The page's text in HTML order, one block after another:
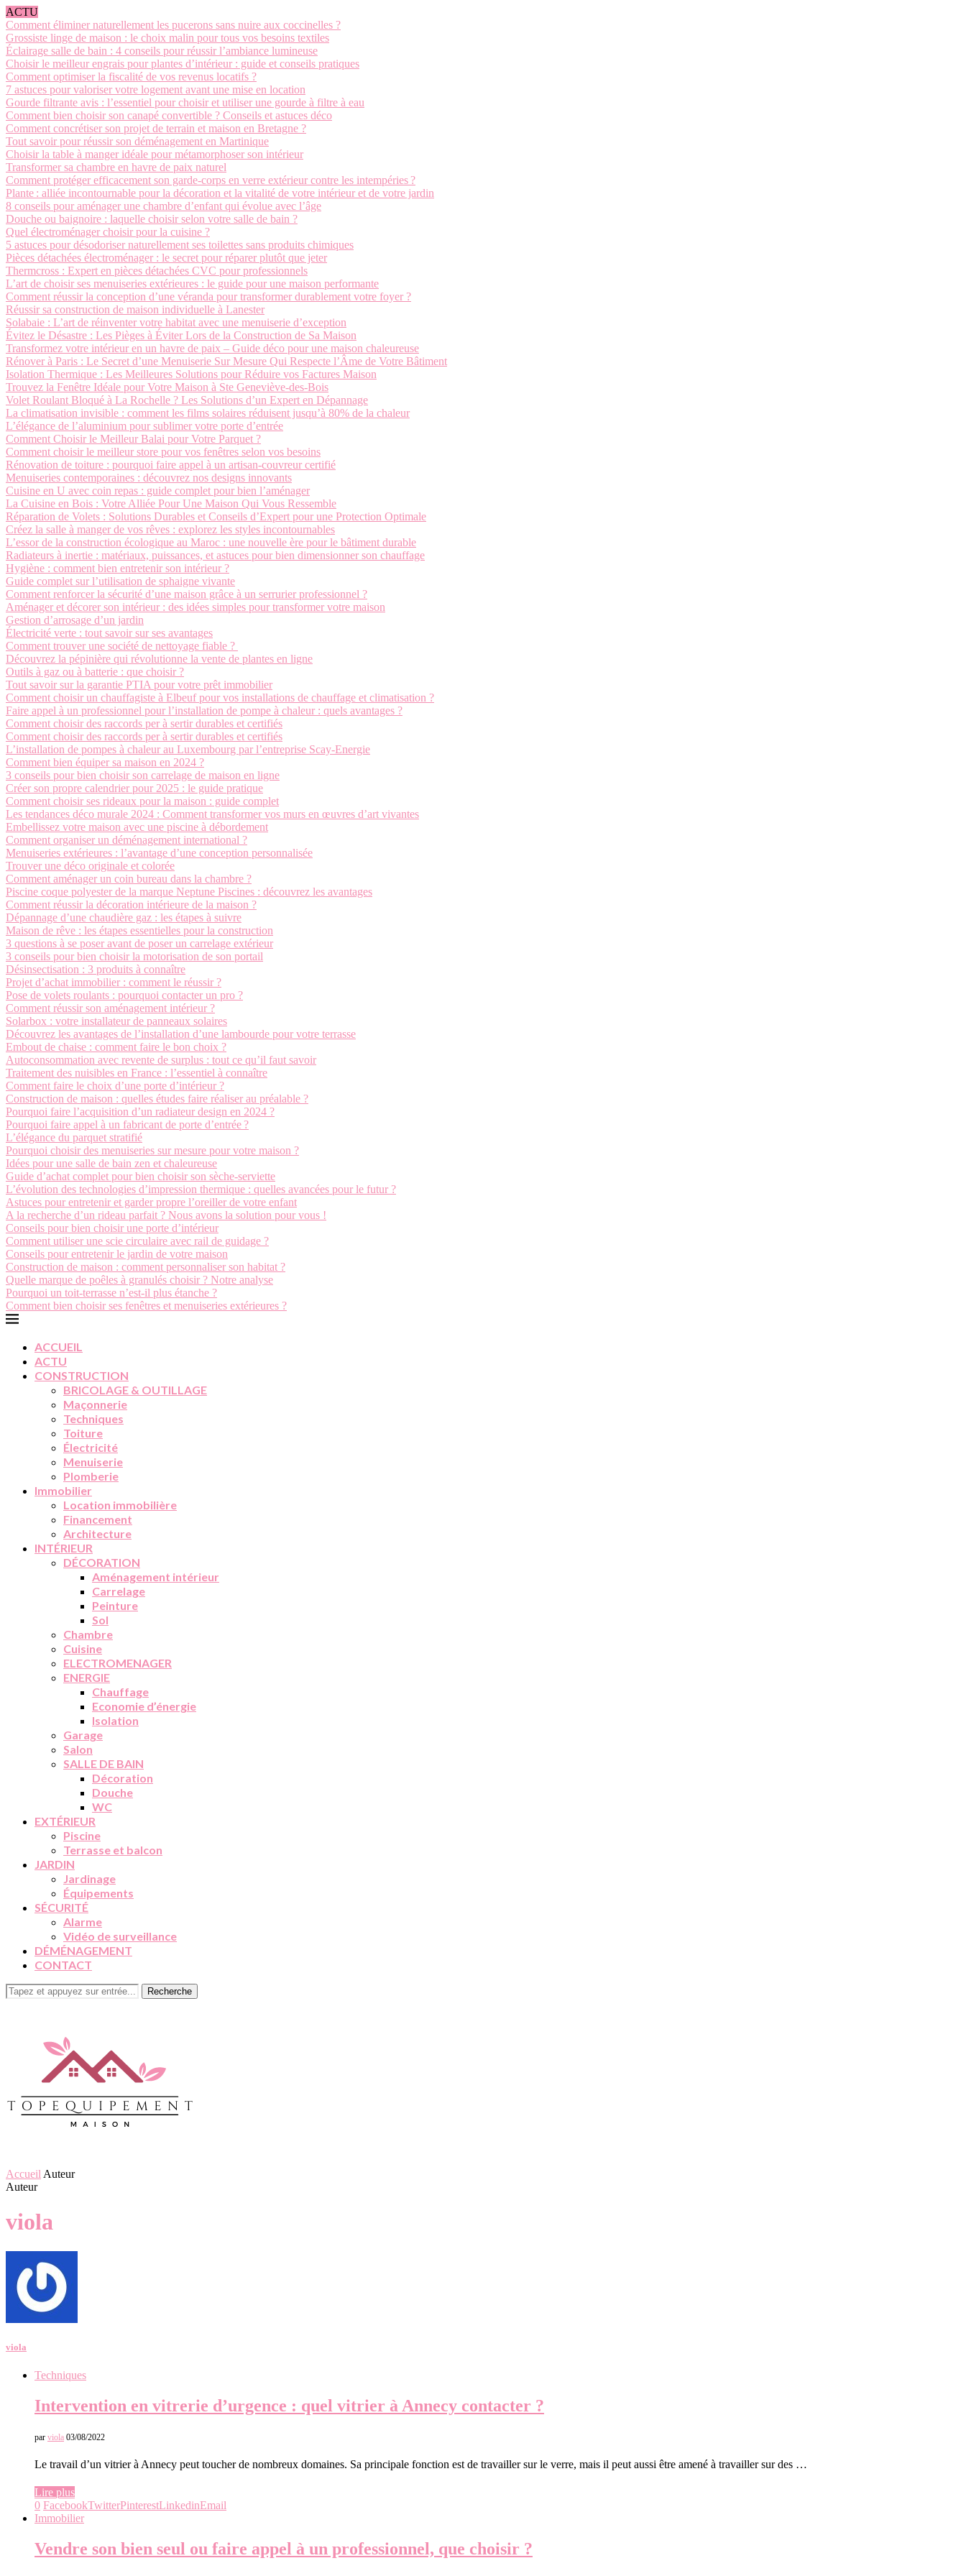
ACTU
Comment éliminer naturellement les pucerons sans nuire aux coccinelles ?
Grossiste linge de maison : le choix malin pour tous vos besoins textiles
Éclairage salle de bain : 4 conseils pour réussir l’ambiance lumineuse
Choisir le meilleur engrais pour plantes d’intérieur : guide et conseils pratiques
Comment optimiser la fiscalité de vos revenus locatifs ?
7 astuces pour valoriser votre logement avant une mise en location
Gourde filtrante avis : l’essentiel pour choisir et utiliser une gourde à filtre à eau
Comment bien choisir son canapé convertible ? Conseils et astuces déco
Comment concrétiser son projet de terrain et maison en Bretagne ?
Tout savoir pour réussir son déménagement en Martinique
Choisir la table à manger idéale pour métamorphoser son intérieur
Transformer sa chambre en havre de paix naturel
Comment protéger efficacement son garde-corps en verre extérieur contre les intempéries ?
Plante : alliée incontournable pour la décoration et la vitalité de votre intérieur et de votre jardin
8 conseils pour aménager une chambre d’enfant qui évolue avec l’âge
Douche ou baignoire : laquelle choisir selon votre salle de bain ?
Quel électroménager choisir pour la cuisine ?
5 astuces pour désodoriser naturellement ses toilettes sans produits chimiques
Pièces détachées électroménager : le secret pour réparer plutôt que jeter
Thermcross : Expert en pièces détachées CVC pour professionnels
L’art de choisir ses menuiseries extérieures : le guide pour une maison performante
Comment réussir la conception d’une véranda pour transformer durablement votre foyer ?
Réussir sa construction de maison individuelle à Lanester
Solabaie : L’art de réinventer votre habitat avec une menuiserie d’exception
Évitez le Désastre : Les Pièges à Éviter Lors de la Construction de Sa Maison
Transformez votre intérieur en un havre de paix – Guide déco pour une maison chaleureuse
Rénover à Paris : Le Secret d’une Menuiserie Sur Mesure Qui Respecte l’Âme de Votre Bâtiment
Isolation Thermique : Les Meilleures Solutions pour Réduire vos Factures Maison
Trouvez la Fenêtre Idéale pour Votre Maison à Ste Geneviève-des-Bois
Volet Roulant Bloqué à La Rochelle ? Les Solutions d’un Expert en Dépannage
La climatisation invisible : comment les films solaires réduisent jusqu’à 80% de la chaleur
L’élégance de l’aluminium pour sublimer votre porte d’entrée
Comment Choisir le Meilleur Balai pour Votre Parquet ?
Comment choisir le meilleur store pour vos fenêtres selon vos besoins
Rénovation de toiture : pourquoi faire appel à un artisan-couvreur certifié
Menuiseries contemporaines : découvrez nos designs innovants
Cuisine en U avec coin repas : guide complet pour bien l’aménager
La Cuisine en Bois : Votre Alliée Pour Une Maison Qui Vous Ressemble
Réparation de Volets : Solutions Durables et Conseils d’Expert pour une Protection Optimale
Créez la salle à manger de vos rêves : explorez les styles incontournables
L’essor de la construction écologique au Maroc : une nouvelle ère pour le bâtiment durable
Radiateurs à inertie : matériaux, puissances, et astuces pour bien dimensionner son chauffage
Hygiène : comment bien entretenir son intérieur ?
Guide complet sur l’utilisation de sphaigne vivante
Comment renforcer la sécurité d’une maison grâce à un serrurier professionnel ?
Aménager et décorer son intérieur : des idées simples pour transformer votre maison
Gestion d’arrosage d’un jardin
Électricité verte : tout savoir sur ses avantages
Comment trouver une société de nettoyage fiable ?
Découvrez la pépinière qui révolutionne la vente de plantes en ligne
Outils à gaz ou à batterie : que choisir ?
Tout savoir sur la garantie PTIA pour votre prêt immobilier
Comment choisir un chauffagiste à Elbeuf pour vos installations de chauffage et climatisation ?
Faire appel à un professionnel pour l’installation de pompe à chaleur : quels avantages ?
Comment choisir des raccords per à sertir durables et certifiés
Comment choisir des raccords per à sertir durables et certifiés
L’installation de pompes à chaleur au Luxembourg par l’entreprise Scay-Energie
Comment bien équiper sa maison en 2024 ?
3 conseils pour bien choisir son carrelage de maison en ligne
Créer son propre calendrier pour 2025 : le guide pratique
Comment choisir ses rideaux pour la maison : guide complet
Les tendances déco murale 2024 : Comment transformer vos murs en œuvres d’art vivantes
Embellissez votre maison avec une piscine à débordement
Comment organiser un déménagement international ?
Menuiseries extérieures : l’avantage d’une conception personnalisée
Trouver une déco originale et colorée
Comment aménager un coin bureau dans la chambre ?
Piscine coque polyester de la marque Neptune Piscines : découvrez les avantages
Comment réussir la décoration intérieure de la maison ?
Dépannage d’une chaudière gaz : les étapes à suivre
Maison de rêve : les étapes essentielles pour la construction
3 questions à se poser avant de poser un carrelage extérieur
3 conseils pour bien choisir la motorisation de son portail
Désinsectisation : 3 produits à connaître
Projet d’achat immobilier : comment le réussir ?
Pose de volets roulants : pourquoi contacter un pro ?
Comment réussir son aménagement intérieur ?
Solarbox : votre installateur de panneaux solaires
Découvrez les avantages de l’installation d’une lambourde pour votre terrasse
Embout de chaise : comment faire le bon choix ?
Autoconsommation avec revente de surplus : tout ce qu’il faut savoir
Traitement des nuisibles en France : l’essentiel à connaître
Comment faire le choix d’une porte d’intérieur ?
Construction de maison : quelles études faire réaliser au préalable ?
Pourquoi faire l’acquisition d’un radiateur design en 2024 ?
Pourquoi faire appel à un fabricant de porte d’entrée ?
L’élégance du parquet stratifié
Pourquoi choisir des menuiseries sur mesure pour votre maison ?
Idées pour une salle de bain zen et chaleureuse
Guide d’achat complet pour bien choisir son sèche-serviette
L’évolution des technologies d’impression thermique : quelles avancées pour le futur ?
Astuces pour entretenir et garder propre l’oreiller de votre enfant
A la recherche d’un rideau parfait ? Nous avons la solution pour vous !
Conseils pour bien choisir une porte d’intérieur
Comment utiliser une scie circulaire avec rail de guidage ?
Conseils pour entretenir le jardin de votre maison
Construction de maison : comment personnaliser son habitat ?
Quelle marque de poêles à granulés choisir ? Notre analyse
Pourquoi un toit-terrasse n’est-il plus étanche ?
Comment bien choisir ses fenêtres et menuiseries extérieures ?
ACCUEIL
ACTU
CONSTRUCTION
BRICOLAGE & OUTILLAGE
Maçonnerie
Techniques
Toiture
Électricité
Menuiserie
Plomberie
Immobilier
Location immobilière
Financement
Architecture
INTÉRIEUR
DÉCORATION
Aménagement intérieur
Carrelage
Peinture
Sol
Chambre
Cuisine
ELECTROMENAGER
ENERGIE
Chauffage
Economie d’énergie
Isolation
Garage
Salon
SALLE DE BAIN
Décoration
Douche
WC
EXTÉRIEUR
Piscine
Terrasse et balcon
JARDIN
Jardinage
Équipements
SÉCURITÉ
Alarme
Vidéo de surveillance
DÉMÉNAGEMENT
CONTACT
Recherche
Accueil Auteur
Auteur
viola
viola
Techniques
Intervention en vitrerie d’urgence : quel vitrier à Annecy contacter ?
par viola 03/08/2022
Le travail d’un vitrier à Annecy peut toucher de nombreux domaines. Sa principale fonction est de travailler sur le verre, mais il peut aussi être amené à travailler sur des …
Lire plus
0 FacebookTwitterPinterestLinkedinEmail
Immobilier
Vendre son bien seul ou faire appel à un professionnel, que choisir ?